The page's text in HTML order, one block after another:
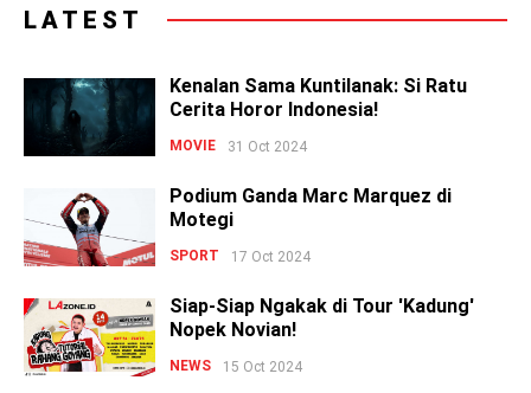
LATEST
Kenalan Sama Kuntilanak: Si Ratu
Cerita Horor Indonesia!
MOVIE 31 Oct 2024
Podium Ganda Marc Marquez di
Motegi
SPORT 17 Oct 2024
Siap-Siap Ngakak di Tour 'Kadung'
Nopek Novian!
NEWS 15 Oct 2024